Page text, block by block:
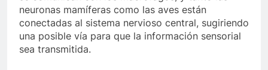
neuronas mamíferas como las aves están
conectadas al sistema nervioso central, sugiriendo
una posible vía para que la información sensorial
sea transmitida.